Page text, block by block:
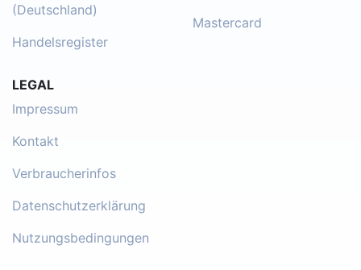
(Deutschland)
Handelsregister
Mastercard
LEGAL
Impressum
Kontakt
Verbraucherinfos
Datenschutzerklärung
Nutzungsbedingungen